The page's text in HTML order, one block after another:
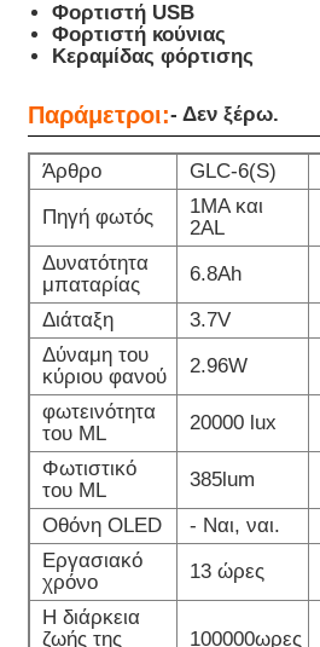
Φορτιστή USB
Φορτιστή κούνιας
Κεραμίδας φόρτισης
Παράμετροι:- Δεν ξέρω.
Άρθρο GLC-6(S)
Πηγή φωτός
1MA και
2AL
Δυνατότητα
μπαταρίας
6.8Ah
Διάταξη
3.7V
Δύναμη του
κύριου φανού
2.96W
φωτεινότητα
του ML
20000 lux
Φωτιστικό
του ML
385lum
Οθόνη OLED
- Ναι, ναι.
Εργασιακό
χρόνο
13 ώρες
Η διάρκεια
ζωής της
100000ωρες